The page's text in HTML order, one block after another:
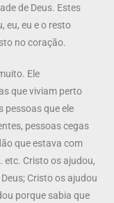
de Deus. Estes
eu, eu e o resto
no coração.
Ele
que viviam perto
pessoas que ele
pessoas cegas
que estava com
etc. Cristo os ajudou,
Cristo os ajudou
porque sabia que